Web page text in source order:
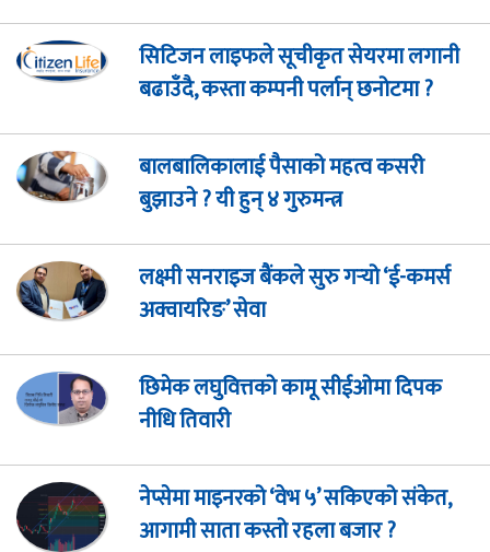
सिटिजन लाइफले सूचीकृत सेयरमा लगानी
बढाउँदै, कस्ता कम्पनी पर्लान् छनोटमा ?
बालबालिकालाई पैसाको महत्व कसरी
बुझाउने ? यी हुन् ४ गुरुमन्त्र
लक्ष्मी सनराइज बैंकले सुरु गर्‍यो ‘ई-कमर्स
अक्वायरिङ’ सेवा
छिमेक लघुवित्तको कामू सीईओमा दिपक
नीधि तिवारी
नेप्सेमा माइनरको ‘वेभ ५’ सकिएको संकेत,
आगामी साता कस्तो रहला बजार ?